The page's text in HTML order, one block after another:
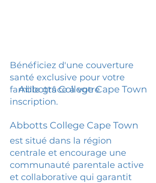
Bénéficiez d'une couverture
santé exclusive pour votre
famille grâce à votre
inscription.
Abbotts College Cape Town
Abbotts College Cape Town
est situé dans la région
centrale et encourage une
communauté parentale active
et collaborative qui garantit